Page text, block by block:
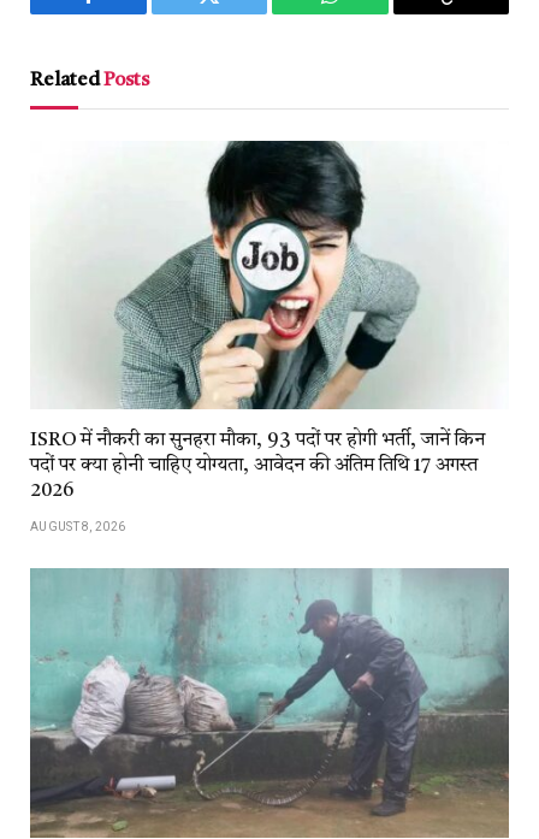
Facebook Twitter WhatsApp
Copy
RelatedPosts
ISRO में नौकरी का सुनहरा मौका, 93 पदों पर होगी भर्ती, जानें किन
पदों पर क्या होनी चाहिए योग्यता, आवेदन की अंतिम तिथि 17 अगस्त
2026
AUGUST 8, 2026